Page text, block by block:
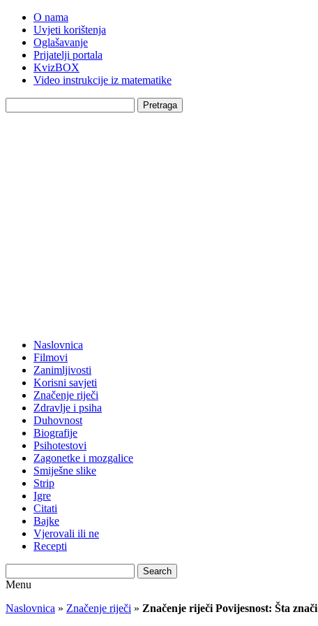
O nama
Uvjeti korištenja
Oglašavanje
Prijatelji portala
KvizBOX
Video instrukcije iz matematike
Pretraga
Naslovnica
Filmovi
Zanimljivosti
Korisni savjeti
Značenje riječi
Zdravlje i psiha
Duhovnost
Biografije
Psihotestovi
Zagonetke i mozgalice
Smiješne slike
Strip
Igre
Citati
Bajke
Vjerovali ili ne
Recepti
Search
Menu
Naslovnica » Značenje riječi » Značenje riječi Povijesnost: Šta